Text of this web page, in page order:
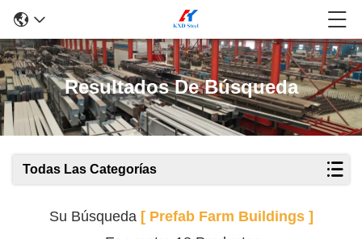
Resultados De Búsqueda
Todas Las Categorías
Su Búsqueda [ Prefab Farm Buildings ]